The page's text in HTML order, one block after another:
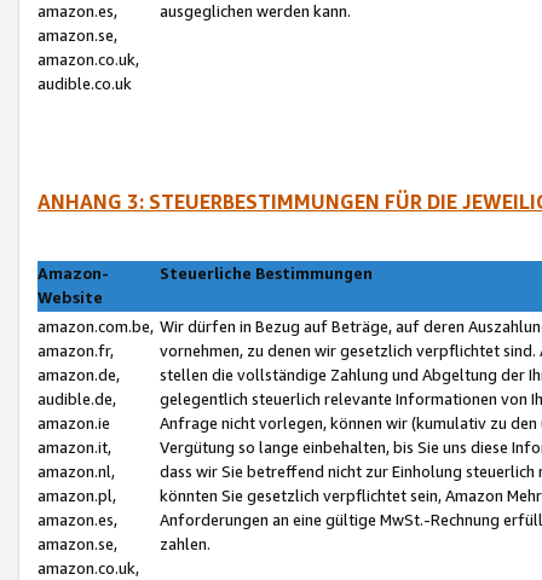
amazon.es,
amazon.se,
amazon.co.uk,
audible.co.uk
ausgeglichen werden kann.
ANHANG 3: STEUERBESTIMMUNGEN FÜR DIE
Amazon-
Website
Steuerliche Bestimmungen
amazon.com.be,
amazon.fr,
amazon.de,
audible.de,
amazon.ie
amazon.it,
amazon.nl,
amazon.pl,
amazon.es,
amazon.se,
amazon.co.uk,
Wir dürfen in Bezug auf Beträge, auf deren
vornehmen, zu denen wir gesetzlich verpflichtet
stellen die vollständige Zahlung und Abgeltung der
gelegentlich steuerlich relevante Informationen von
Anfrage nicht vorlegen, können wir (kumulativ zu
Vergütung so lange einbehalten, bis Sie uns diese
dass wir Sie betreffend nicht zur Einholung
könnten Sie gesetzlich verpflichtet sein, Amazon
Anforderungen an eine gültige MwSt.-Rechnung
zahlen.